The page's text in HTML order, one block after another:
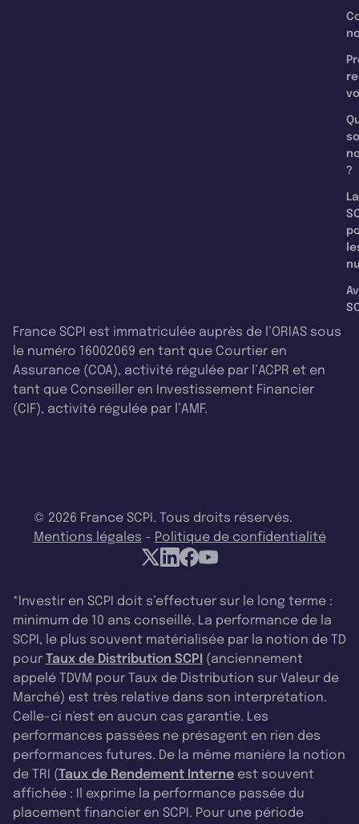
?
La
France SCPI est immatriculée auprès de l’ORIAS sous
le numéro 16002069 en tant que Courtier en
Assurance (COA), activité régulée par l’ACPR et en
tant que Conseiller en Investissement Financier
(CIF), activité régulée par l’AMF.
© 2026 France SCPI. Tous droits réservés.
Mentions légales - Politique de confidentialité
*Investir en SCPI doit s’effectuer sur le long terme :
minimum de 10 ans conseillé. La performance de la
SCPI, le plus souvent matérialisée par la notion de TD
pour Taux de Distribution SCPI (anciennement
appelé TDVM pour Taux de Distribution sur Valeur de
Marché) est très relative dans son interprétation.
Celle-ci n'est en aucun cas garantie. Les
performances passées ne présagent en rien des
performances futures. De la même manière la notion
de TRI (Taux de Rendement Interne est souvent
affichée : Il exprime la performance passée du
placement financier en SCPI. Pour une période